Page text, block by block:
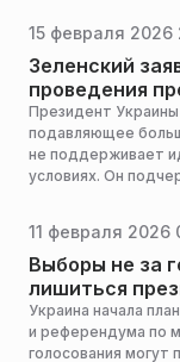
15 февраля 2026
Зеленский
проведения
Президент
подавляющее
не поддерживает
условиях. Он
11 февраля 2026
Выборы не за
лишиться
Украина начала
и референдума по
голосования могут